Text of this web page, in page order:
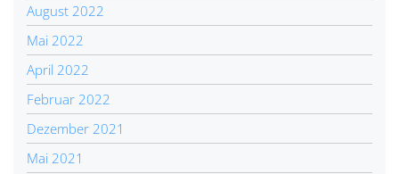
August 2022
Mai 2022
April 2022
Februar 2022
Dezember 2021
Mai 2021